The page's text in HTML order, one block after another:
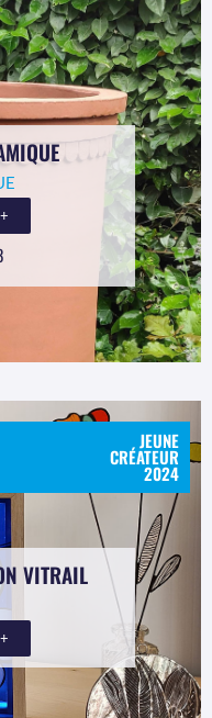
JEUNE
CRÉATEUR
2024
VITRAIL